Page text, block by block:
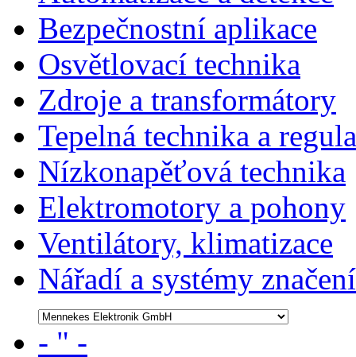
Bezpečnostní aplikace
Osvětlovací technika
Zdroje a transformátory
Tepelná technika a
Nízkonapěťová technika
Elektromotory a pohony
Ventilátory, klimatizace
Nářadí a systémy značení
- " -